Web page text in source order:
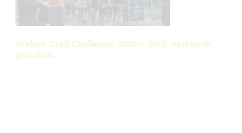
Walser Trail Challenge 2026 – Steil, verblockt,
grandios